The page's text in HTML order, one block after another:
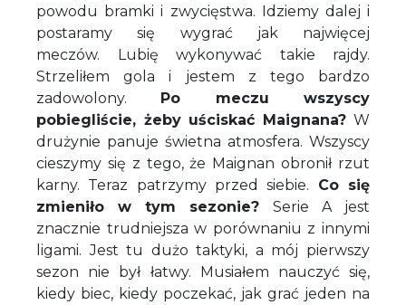
powodu bramki i zwycięstwa. Idziemy dalej i
postaramy się wygrać jak najwięcej
meczów. Lubię wykonywać takie rajdy.
Strzeliłem gola i jestem z tego bardzo
zadowolony. Po meczu wszyscy
pobiegliście, żeby uściskać Maignana? W
drużynie panuje świetna atmosfera. Wszyscy
cieszymy się z tego, że Maignan obronił rzut
karny. Teraz patrzymy przed siebie. Co się
zmieniło w tym sezonie? Serie A jest
znacznie trudniejsza w porównaniu z innymi
ligami. Jest tu dużo taktyki, a mój pierwszy
sezon nie był łatwy. Musiałem nauczyć się,
kiedy biec, kiedy poczekać, jak grać jeden na